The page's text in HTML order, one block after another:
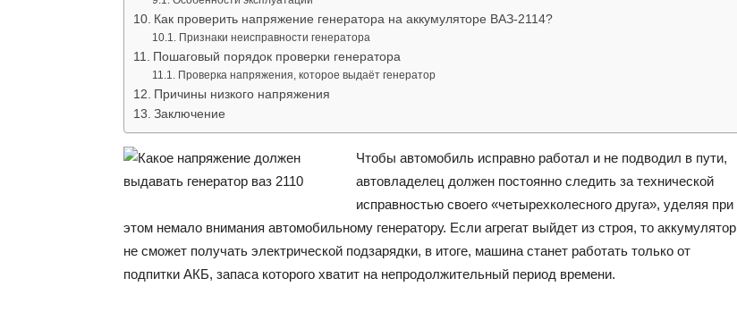
Как проверить напряжение генератора на аккумуляторе ВАЗ-2114?
Признаки неисправности генератора
Пошаговый порядок проверки генератора
Проверка напряжения, которое выдаёт генератор
Причины низкого напряжения
Заключение
Чтобы автомобиль исправно работал и не подводил в пути,
автовладелец должен постоянно следить за технической
исправностью своего «четырехколесного друга», уделяя при
этом немало внимания автомобильному генератору. Если агрегат выйдет из строя, то аккумулятор
не сможет получать электрической подзарядки, в итоге, машина станет работать только от
подпитки АКБ, запаса которого хватит на непродолжительный период времени.